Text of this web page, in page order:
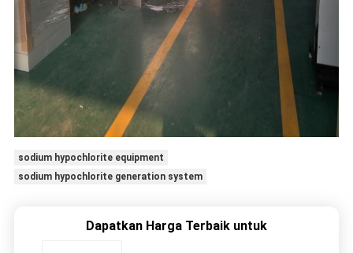
sodium hypochlorite equipment
sodium hypochlorite generation system
Dapatkan Harga Terbaik untuk